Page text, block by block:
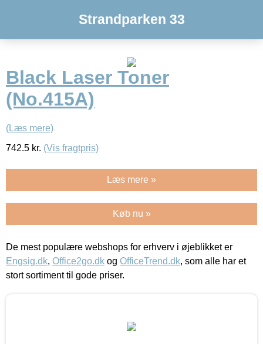
Strandparken 33
Black Laser Toner
(No.415A)
(Læs mere)
742.5 kr. (Vis fragtpris)
Læs mere »
Køb nu »
De mest populære webshops for erhverv i øjeblikket er
Engsig.dk, Office2go.dk og OfficeTrend.dk, som alle har et
stort sortiment til gode priser.